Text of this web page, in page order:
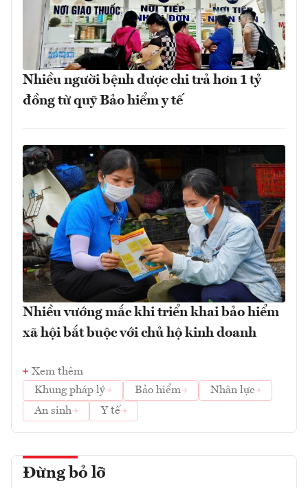
Nhiều người bệnh được chi trả hơn 1 tỷ
đồng từ quỹ Bảo hiểm y tế
Nhiều vướng mắc khi triển khai bảo hiểm
xã hội bắt buộc với chủ hộ kinh doanh
Xem thêm
Khung pháp lý
Bảo hiểm
Nhân lực
An sinh
Y tế
Đừng bỏ lỡ